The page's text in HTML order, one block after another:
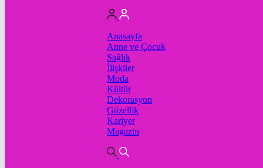
Anasayfa
Anne ve Çocuk
Sağlık
İlişkiler
Moda
Kültür
Dekorasyon
Güzellik
Kariyer
Magazin